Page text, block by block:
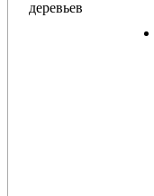
деревьев